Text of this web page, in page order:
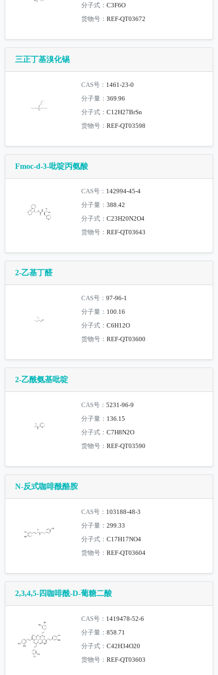
分子式：C3F6O
货物号：REF-QT03672
三正丁基溴化锡
CAS号： 1461-23-0
分子量：369.96
分子式：C12H27BrSn
货物号：REF-QT03598
Fmoc-d-3-吡啶丙氨酸
CAS号： 142994-45-4
分子量：388.42
分子式：C23H20N2O4
货物号：REF-QT03643
2-乙基丁醛
CAS号：97-96-1
分子量： 100.16
分子式：C6H12O
货物号：REF-QT03600
2-乙酰氨基吡啶
CAS号：5231-96-9
分子量： 136.15
分子式：C7H8N2O
货物号：REF-QT03590
N-反式咖啡酰酪胺
CAS号： 103188-48-3
分子量：299.33
分子式：C17H17NO4
货物号：REF-QT03604
2,3,4,5-四咖啡酰-D-葡糖二酸
CAS号： 1419478-52-6
分子量：858.71
分子式：C42H34O20
货物号：REF-QT03603